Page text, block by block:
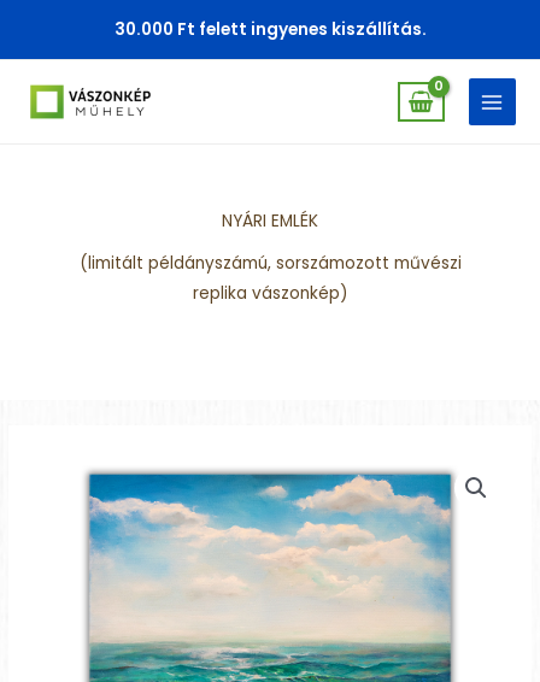
30.000 Ft felett ingyenes kiszállítás.
NYÁRI EMLÉK
(limitált példányszámú, sorszámozott művészi
replika vászonkép)
mennyiség